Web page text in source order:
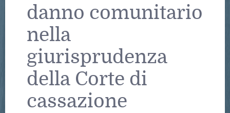
danno comunitario
nella
giurisprudenza
della Corte di
cassazione